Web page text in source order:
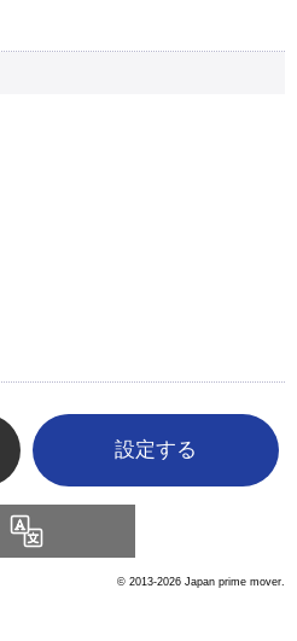
© 2013-2026 Japan prime mover.